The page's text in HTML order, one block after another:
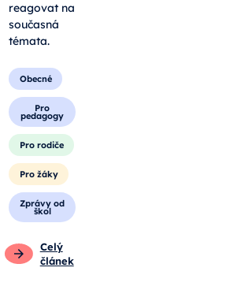
reagovat na
současná
témata.
Obecné
Pro
pedagogy
Pro rodiče
Pro žáky
Zprávy od
škol
Celý
článek